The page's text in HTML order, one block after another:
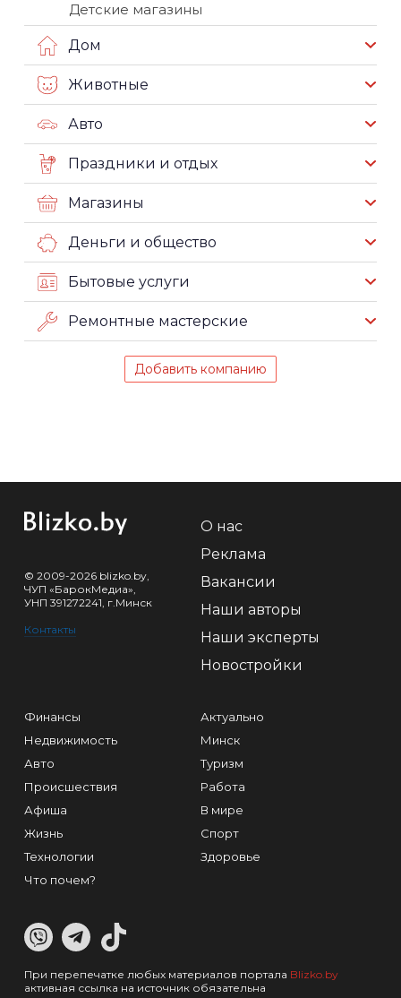
Детские магазины
Дом
Животные
Авто
Праздники и отдых
Магазины
Деньги и общество
Бытовые услуги
Ремонтные мастерские
Добавить компанию
© 2009-2026 blizko.by,
ЧУП «БарокМедиа»,
УНП 391272241, г.Минск
Контакты
О нас
Реклама
Вакансии
Наши авторы
Наши эксперты
Новостройки
Финансы
Недвижимость
Авто
Происшествия
Афиша
Жизнь
Технологии
Что почем?
Актуально
Минск
Туризм
Работа
В мире
Спорт
Здоровье
При перепечатке любых материалов портала Blizko.by
активная ссылка на источник обязательна